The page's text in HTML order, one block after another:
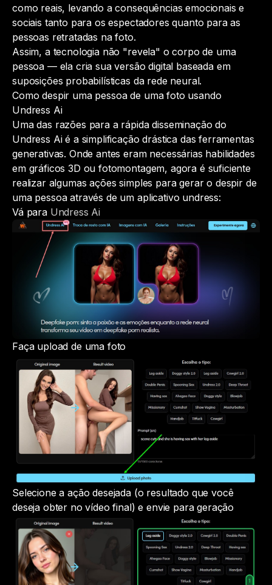
como reais, levando a consequências emocionais e
sociais tanto para os espectadores quanto para as
pessoas retratadas na foto.
Assim, a tecnologia não "revela" o corpo de uma
pessoa — ela cria sua versão digital baseada em
suposições probabilísticas da rede neural.
Como despir uma pessoa de uma foto usando
Undress Ai
Uma das razões para a rápida disseminação do
Undress Ai é a simplificação drástica das ferramentas
generativas. Onde antes eram necessárias habilidades
em gráficos 3D ou fotomontagem, agora é suficiente
realizar algumas ações simples para gerar o despir de
uma pessoa através de um aplicativo undress:
Vá para Undress Ai
Faça upload de uma foto
Selecione a ação desejada (o resultado que você
deseja obter no vídeo final) e envie para geração